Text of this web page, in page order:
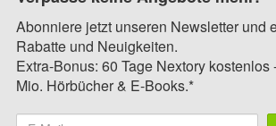
Abonniere jetzt unseren Newsletter und
Rabatte und Neuigkeiten.
Extra-Bonus: 60 Tage Nextory kostenlos
Mio. Hörbücher & E-Books.*